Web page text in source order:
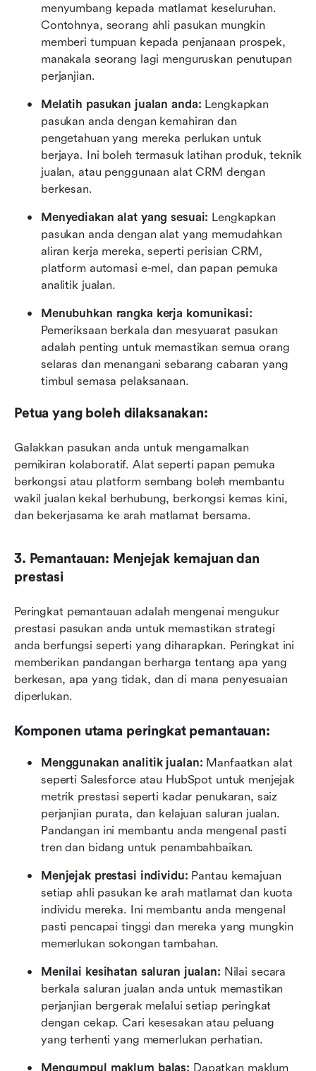
menyumbang kepada matlamat keseluruhan.
Contohnya, seorang ahli pasukan mungkin
memberi tumpuan kepada penjanaan prospek,
manakala seorang lagi menguruskan penutupan
perjanjian.
Melatih pasukan jualan anda: Lengkapkan
pasukan anda dengan kemahiran dan
pengetahuan yang mereka perlukan untuk
berjaya. Ini boleh termasuk latihan produk, teknik
jualan, atau penggunaan alat CRM dengan
berkesan.
Menyediakan alat yang sesuai: Lengkapkan
pasukan anda dengan alat yang memudahkan
aliran kerja mereka, seperti perisian CRM,
platform automasi e-mel, dan papan pemuka
analitik jualan.
Menubuhkan rangka kerja komunikasi:
Pemeriksaan berkala dan mesyuarat pasukan
adalah penting untuk memastikan semua orang
selaras dan menangani sebarang cabaran yang
timbul semasa pelaksanaan.
Petua yang boleh dilaksanakan:
Galakkan pasukan anda untuk mengamalkan
pemikiran kolaboratif. Alat seperti papan pemuka
berkongsi atau platform sembang boleh membantu
wakil jualan kekal berhubung, berkongsi kemas kini,
dan bekerjasama ke arah matlamat bersama.
3. Pemantauan: Menjejak kemajuan dan
prestasi
Peringkat pemantauan adalah mengenai mengukur
prestasi pasukan anda untuk memastikan strategi
anda berfungsi seperti yang diharapkan. Peringkat ini
memberikan pandangan berharga tentang apa yang
berkesan, apa yang tidak, dan di mana penyesuaian
diperlukan.
Komponen utama peringkat pemantauan:
Menggunakan analitik jualan: Manfaatkan alat
seperti Salesforce atau HubSpot untuk menjejak
metrik prestasi seperti kadar penukaran, saiz
perjanjian purata, dan kelajuan saluran jualan.
Pandangan ini membantu anda mengenal pasti
tren dan bidang untuk penambahbaikan.
Menjejak prestasi individu: Pantau kemajuan
setiap ahli pasukan ke arah matlamat dan kuota
individu mereka. Ini membantu anda mengenal
pasti pencapai tinggi dan mereka yang mungkin
memerlukan sokongan tambahan.
Menilai kesihatan saluran jualan: Nilai secara
berkala saluran jualan anda untuk memastikan
perjanjian bergerak melalui setiap peringkat
dengan cekap. Cari kesesakan atau peluang
yang terhenti yang memerlukan perhatian.
Mengumpul maklum balas: Dapatkan maklum